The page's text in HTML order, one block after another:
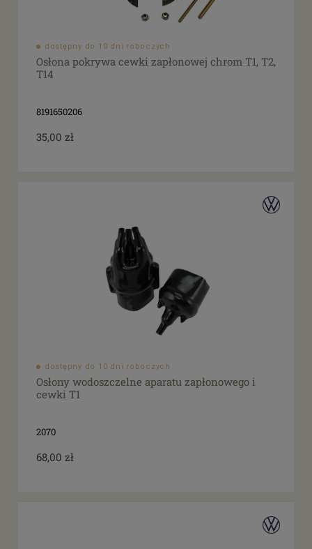
dostępny do 10 dni roboczych
Osłona pokrywa cewki zapłonowej chrom T1, T2,
T14
8191650206
35,00 zł
dostępny do 10 dni roboczych
Osłony wodoszczelne aparatu zapłonowego i
cewki T1
2070
68,00 zł